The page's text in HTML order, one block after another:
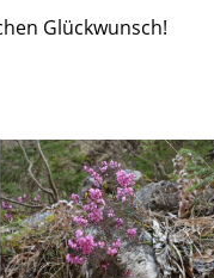
Glückwunsch!